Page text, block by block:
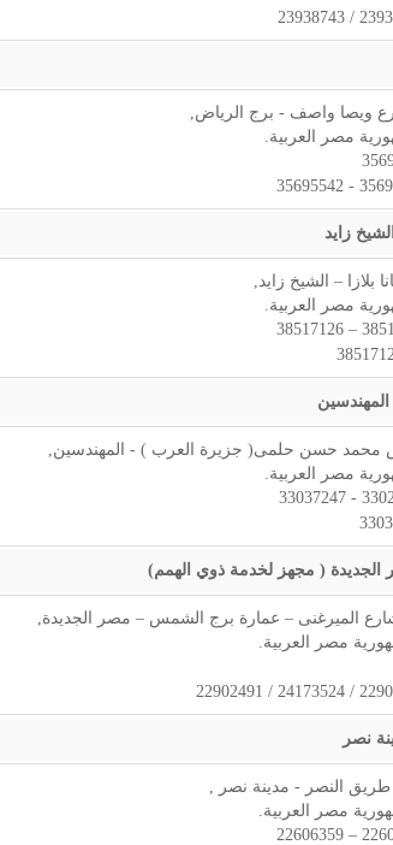
مصر العربية.
35695541
زايد
بلازا – الشيخ زايد,
مصر العربية.
مصر العربية.
الجديدة ( مجهز لخدمة ذوي الهمم)
مصر العربية.
22900261 /
نصر
مصر العربية.